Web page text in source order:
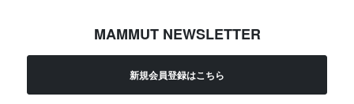
MAMMUT NEWSLETTER
新規会員登録はこちら